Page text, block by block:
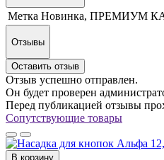
Метка Новинка, ПРЕМИУМ
Отзывы
Оставить отзыв
Отзыв успешно отправлен.
Он будет проверен
Перед публикацией отзывы
Сопутствующие товары
В корзину